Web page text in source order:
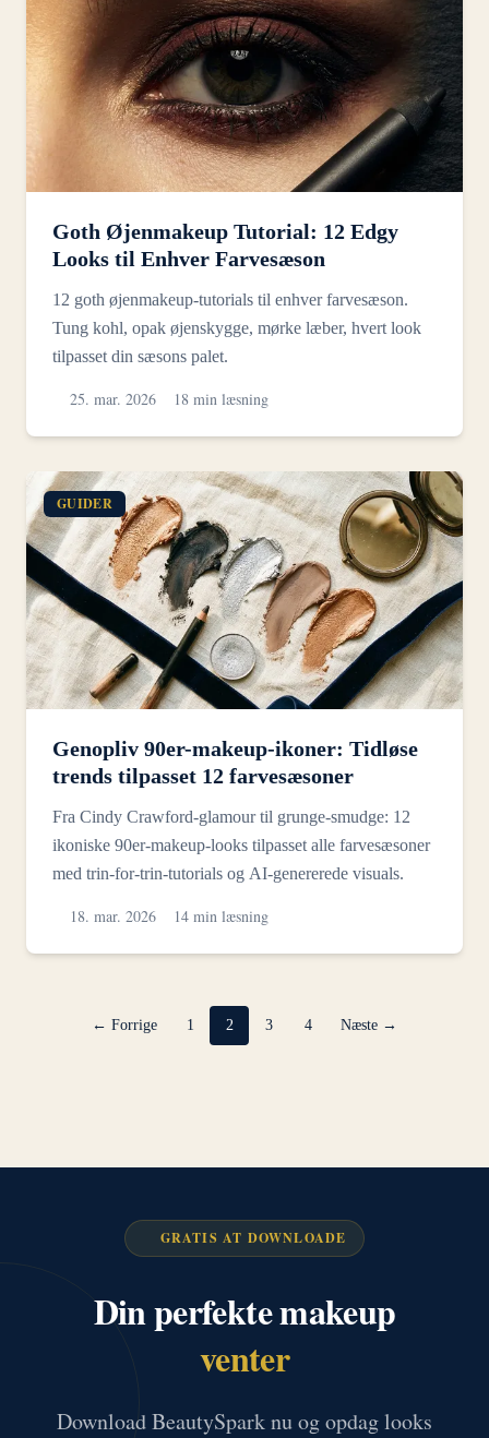
Goth Øjenmakeup Tutorial: 12 Edgy
Looks til Enhver Farvesæson
12 goth øjenmakeup-tutorials til enhver farvesæson.
Tung kohl, opak øjenskygge, mørke læber, hvert look
tilpasset din sæsons palet.
25. mar. 2026 18 min læsning
GUIDER
Genopliv 90er-makeup-ikoner: Tidløse
trends tilpasset 12 farvesæsoner
Fra Cindy Crawford-glamour til grunge-smudge: 12
ikoniske 90er-makeup-looks tilpasset alle farvesæsoner
med trin-for-trin-tutorials og AI-genererede visuals.
18. mar. 2026 14 min læsning
← Forrige 1 2 3 4 Næste →
GRATIS AT DOWNLOADE
Din perfekte makeup
venter
Download BeautySpark nu og opdag looks